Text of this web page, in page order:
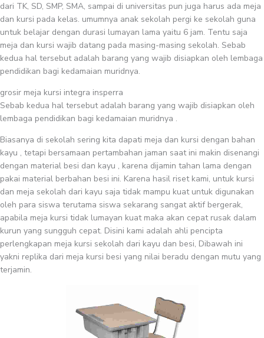
dari TK, SD, SMP, SMA, sampai di universitas pun juga harus ada meja
dan kursi pada kelas. umumnya anak sekolah pergi ke sekolah guna
untuk belajar dengan durasi lumayan lama yaitu 6 jam. Tentu saja
meja dan kursi wajib datang pada masing-masing sekolah. Sebab
kedua hal tersebut adalah barang yang wajib disiapkan oleh lembaga
pendidikan bagi kedamaian muridnya.
grosir meja kursi integra insperra
Sebab kedua hal tersebut adalah barang yang wajib disiapkan oleh
lembaga pendidikan bagi kedamaian muridnya .
Biasanya di sekolah sering kita dapati meja dan kursi dengan bahan
kayu , tetapi bersamaan pertambahan jaman saat ini makin disenangi
dengan material besi dan kayu , karena dijamin tahan lama dengan
pakai material berbahan besi ini. Karena hasil riset kami, untuk kursi
dan meja sekolah dari kayu saja tidak mampu kuat untuk digunakan
oleh para siswa terutama siswa sekarang sangat aktif bergerak,
apabila meja kursi tidak lumayan kuat maka akan cepat rusak dalam
kurun yang sungguh cepat. Disini kami adalah ahli pencipta
perlengkapan meja kursi sekolah dari kayu dan besi, Dibawah ini
yakni replika dari meja kursi besi yang nilai beradu dengan mutu yang
terjamin.